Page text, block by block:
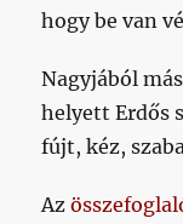
hogy be van
Nagyjából
helyett Erdős
fújt, kéz,
Az